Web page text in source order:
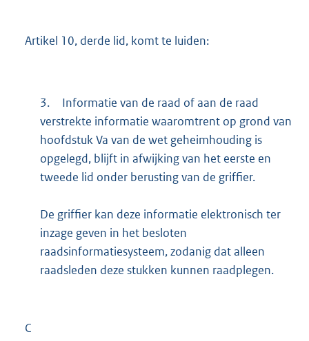
Artikel 10, derde lid, komt te luiden:
3.
Informatie van de raad of aan de raad
verstrekte informatie waaromtrent op grond van
hoofdstuk Va van de wet geheimhouding is
opgelegd, blijft in afwijking van het eerste en
tweede lid onder berusting van de griffier.
De griffier kan deze informatie elektronisch ter
inzage geven in het besloten
raadsinformatiesysteem, zodanig dat alleen
raadsleden deze stukken kunnen raadplegen.
C